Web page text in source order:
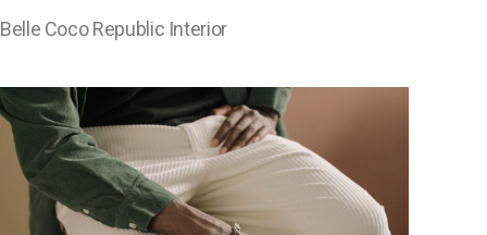
Belle Coco Republic Interior